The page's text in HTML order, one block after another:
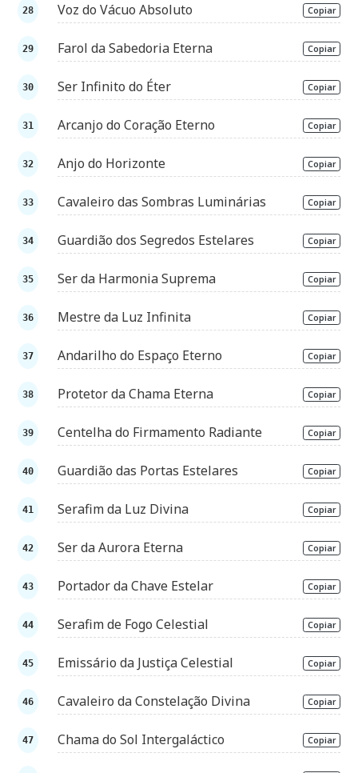
Voz do Vácuo Absoluto Copiar
Farol da Sabedoria Eterna Copiar
Ser Infinito do Éter Copiar
Arcanjo do Coração Eterno Copiar
Anjo do Horizonte Copiar
Cavaleiro das Sombras Luminárias Copiar
Guardião dos Segredos Estelares Copiar
Ser da Harmonia Suprema Copiar
Mestre da Luz Infinita Copiar
Andarilho do Espaço Eterno Copiar
Protetor da Chama Eterna Copiar
Centelha do Firmamento Radiante Copiar
Guardião das Portas Estelares Copiar
Serafim da Luz Divina Copiar
Ser da Aurora Eterna Copiar
Portador da Chave Estelar Copiar
Serafim de Fogo Celestial Copiar
Emissário da Justiça Celestial Copiar
Cavaleiro da Constelação Divina Copiar
Chama do Sol Intergaláctico Copiar